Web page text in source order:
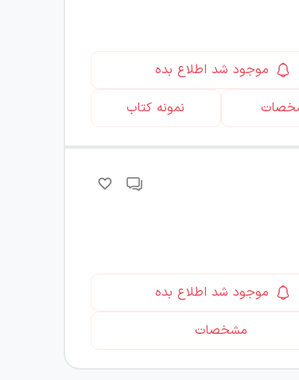
موجود شد اطلاع بده
نمونه کتاب
موجود شد اطلاع بده
مشخصات